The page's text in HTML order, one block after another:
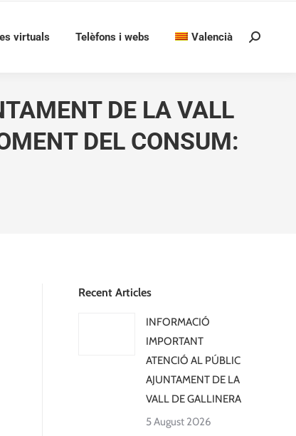
virtuals Telèfons i webs Valencià Search:
DE LA VALL
DEL CONSUM:
Recent Articles
INFORMACIÓ
IMPORTANT
ATENCIÓ AL PÚBLIC
AJUNTAMENT DE LA
VALL DE GALLINERA
5 August 2026